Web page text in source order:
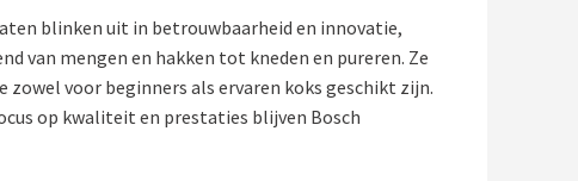
blinken uit in betrouwbaarheid en innovatie,
van mengen en hakken tot kneden en pureren. Ze
voor beginners als ervaren koks geschikt zijn.
op kwaliteit en prestaties blijven Bosch